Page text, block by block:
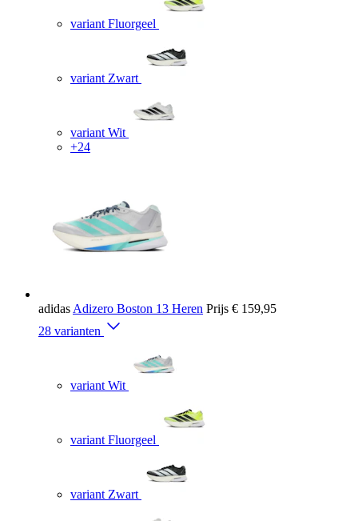
variant Fluorgeel
variant Zwart
variant Wit
+24
adidas Adizero Boston 13 Heren Prijs € 159,95
28 varianten
variant Wit
variant Fluorgeel
variant Zwart